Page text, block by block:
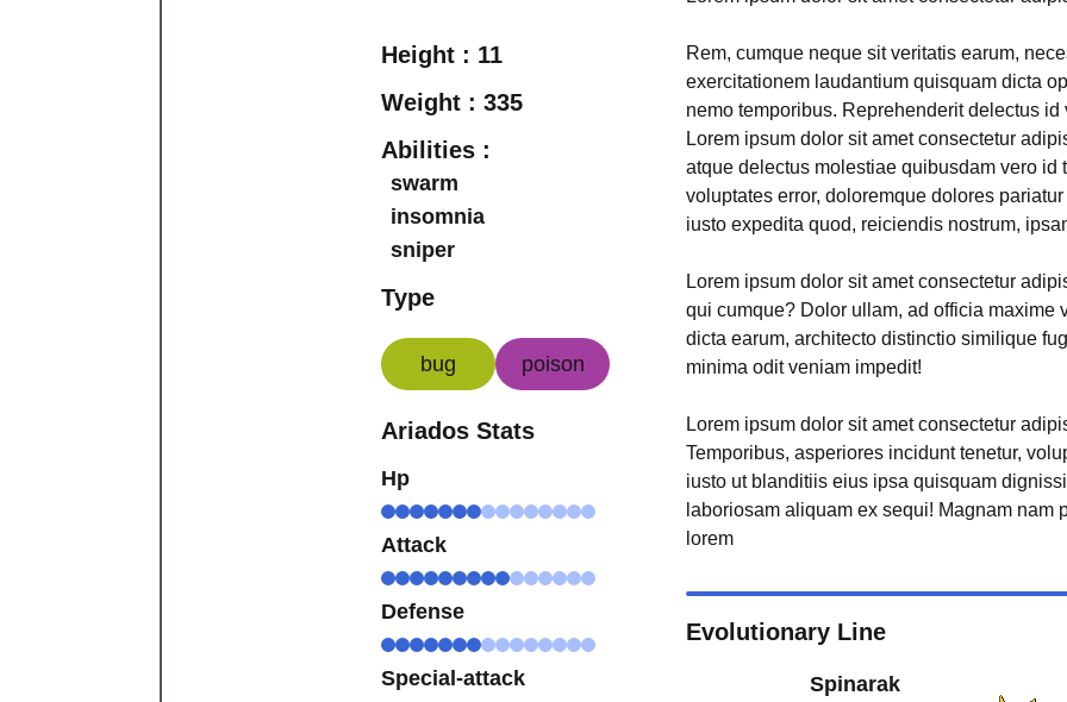
Height : 11
Weight :335
Abilities :
swarm
insomnia
sniper
Type
bug poison
Ariados Stats
Hp
Attack
Defense
Special-attack
Rem, cumque neque sit veritatis earum,
exercitationem laudantium quisquam dicta
nemo temporibus. Reprehenderit delectus id
Lorem ipsum dolor sit amet consectetur
atque delectus molestiae quibusdam vero id
voluptates error, doloremque dolores
iusto expedita quod, reiciendis nostrum,
Lorem ipsum dolor sit amet consectetur
qui cumque? Dolor ullam, ad officia maxime
dicta earum, architecto distinctio similique
minima odit veniam impedit!
Lorem ipsum dolor sit amet consectetur
Temporibus, asperiores incidunt tenetur,
iusto ut blanditiis eius ipsa quisquam
laboriosam aliquam ex sequi! Magnam nam
lorem
Evolutionary Line
Spinarak